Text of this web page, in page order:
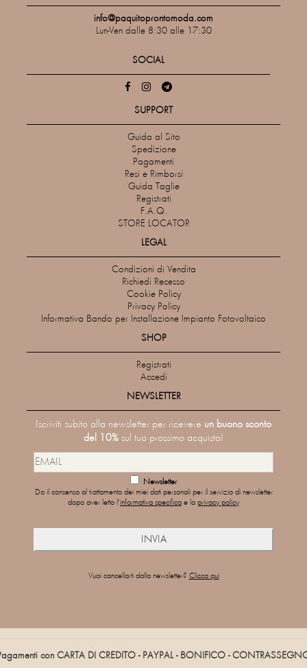
info@paquitoprontomoda.com
Lun-Ven dalle 8:30 alle 17:30
SOCIAL
SUPPORT
Guida al Sito
Spedizione
Pagamenti
Resi e Rimborsi
Guida Taglie
Registrati
F.A.Q.
STORE LOCATOR
LEGAL
Condizioni di Vendita
Richiedi Recesso
Cookie Policy
Privacy Policy
Informativa Bando per Installazione Impianto Fotovoltaico
SHOP
Registrati
Accedi
NEWSLETTER
Iscriviti subito alla newsletter per ricevere un buono sconto
del 10% sul tuo prossimo acquisto!
Newsletter
Do il consenso al trattamento dei miei dati personali per il servizio di newsletter
dopo aver letto l'informativa specifica e la privacy policy
Vuoi cancellarti dalla newsletter? Clicca qui
con CARTA DI CREDITO - PAYPAL - BONIFICO -